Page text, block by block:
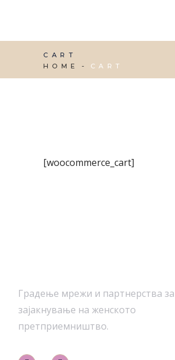
CART
HOME
CART
[woocommerce_cart]
Градење мрежи и партнерства за
зајакнување на женското
претприемништво.